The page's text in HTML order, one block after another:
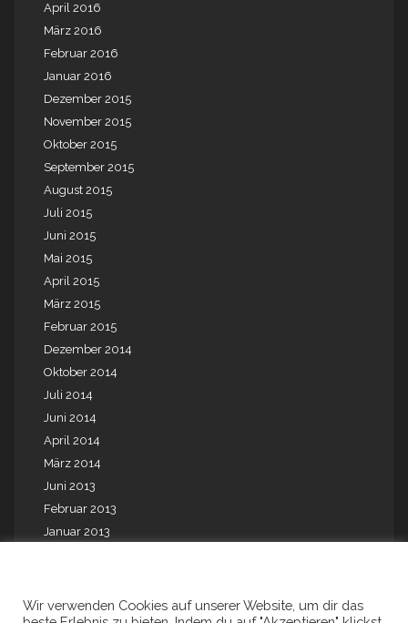
April 2016
März 2016
Februar 2016
Januar 2016
Dezember 2015
November 2015
Oktober 2015
September 2015
August 2015
Juli 2015
Juni 2015
Mai 2015
April 2015
März 2015
Februar 2015
Dezember 2014
Oktober 2014
Juli 2014
Juni 2014
April 2014
März 2014
Juni 2013
Februar 2013
Januar 2013
August 2009
Wir verwenden Cookies auf unserer Website, um dir das